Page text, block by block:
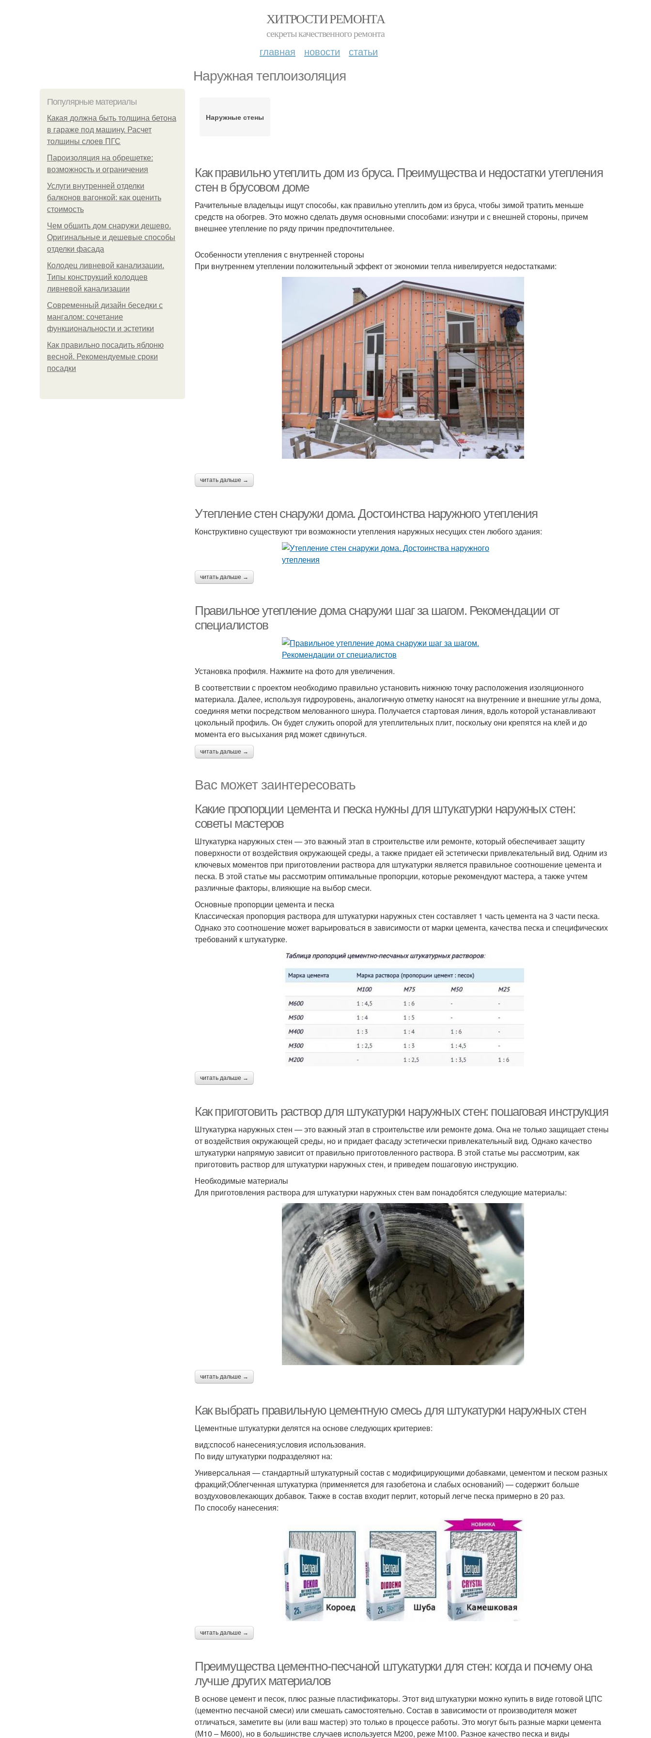
ХИТРОСТИ РЕМОНТА
секреты качественного ремонта
главная новости статьи
Наружная теплоизоляция
Популярные материалы
Какая должна быть толщина бетона
в гараже под машину. Расчет
толщины слоев ПГС
Пароизоляция на обрешетке:
возможность и ограничения
Услуги внутренней отделки
балконов вагонкой: как оценить
стоимость
Чем обшить дом снаружи дешево.
Оригинальные и дешевые способы
отделки фасада
Колодец ливневой канализации.
Типы конструкций колодцев
ливневой канализации
Современный дизайн беседки с
мангалом: сочетание
функциональности и эстетики
Как правильно посадить яблоню
весной. Рекомендуемые сроки
посадки
Наружные стены
Как правильно утеплить дом из бруса. Преимущества и недостатки утепления
стен в брусовом доме
Рачительные владельцы ищут способы, как правильно утеплить дом из бруса, чтобы зимой тратить меньше
средств на обогрев. Это можно сделать двумя основными способами: изнутри и с внешней стороны, причем
внешнее утепление по ряду причин предпочтительнее.
Особенности утепления с внутренней стороны
При внутреннем утеплении положительный эффект от экономии тепла нивелируется недостатками:
читать дальше →
Утепление стен снаружи дома. Достоинства наружного утепления
Конструктивно существуют три возможности утепления наружных несущих стен любого здания:
читать дальше →
Правильное утепление дома снаружи шаг за шагом. Рекомендации от
специалистов
Установка профиля. Нажмите на фото для увеличения.
В соответствии с проектом необходимо правильно установить нижнюю точку расположения изоляционного
материала. Далее, используя гидроуровень, аналогичную отметку наносят на внутренние и внешние углы дома,
соединяя метки посредством мелованного шнура. Получается стартовая линия, вдоль которой устанавливают
цокольный профиль. Он будет служить опорой для утеплительных плит, поскольку они крепятся на клей и до
момента его высыхания ряд может сдвинуться.
читать дальше →
Вас может заинтересовать
Какие пропорции цемента и песка нужны для штукатурки наружных стен:
советы мастеров
Штукатурка наружных стен — это важный этап в строительстве или ремонте, который обеспечивает защиту
поверхности от воздействия окружающей среды, а также придает ей эстетически привлекательный вид. Одним из
ключевых моментов при приготовлении раствора для штукатурки является правильное соотношение цемента и
песка. В этой статье мы рассмотрим оптимальные пропорции, которые рекомендуют мастера, а также учтем
различные факторы, влияющие на выбор смеси.
Основные пропорции цемента и песка
Классическая пропорция раствора для штукатурки наружных стен составляет 1 часть цемента на 3 части песка.
Однако это соотношение может варьироваться в зависимости от марки цемента, качества песка и специфических
требований к штукатурке.
читать дальше →
Как приготовить раствор для штукатурки наружных стен: пошаговая инструкция
Штукатурка наружных стен — это важный этап в строительстве или ремонте дома. Она не только защищает стены
от воздействия окружающей среды, но и придает фасаду эстетически привлекательный вид. Однако качество
штукатурки напрямую зависит от правильно приготовленного раствора. В этой статье мы рассмотрим, как
приготовить раствор для штукатурки наружных стен, и приведем пошаговую инструкцию.
Необходимые материалы
Для приготовления раствора для штукатурки наружных стен вам понадобятся следующие материалы:
читать дальше →
Как выбрать правильную цементную смесь для штукатурки наружных стен
Цементные штукатурки делятся на основе следующих критериев:
вид;способ нанесения;условия использования.
По виду штукатурки подразделяют на:
Универсальная — стандартный штукатурный состав с модифицирующими добавками, цементом и песком разных
фракций;Облегченная штукатурка (применяется для газобетона и слабых оснований) — содержит больше
воздухововлекающих добавок. Также в состав входит перлит, который легче песка примерно в 20 раз.
По способу нанесения:
читать дальше →
Преимущества цементно-песчаной штукатурки для стен: когда и почему она
лучше других материалов
В основе цемент и песок, плюс разные пластификаторы. Этот вид штукатурки можно купить в виде готовой ЦПС
(цементно песчаной смеси) или смешать самостоятельно. Состав в зависимости от производителя может
отличаться, заметите вы (или ваш мастер) это только в процессе работы. Это могут быть разные марки цемента
(М10 – М600), но в большинстве случаев используется М200, реже М100. Разное качество песка и виды